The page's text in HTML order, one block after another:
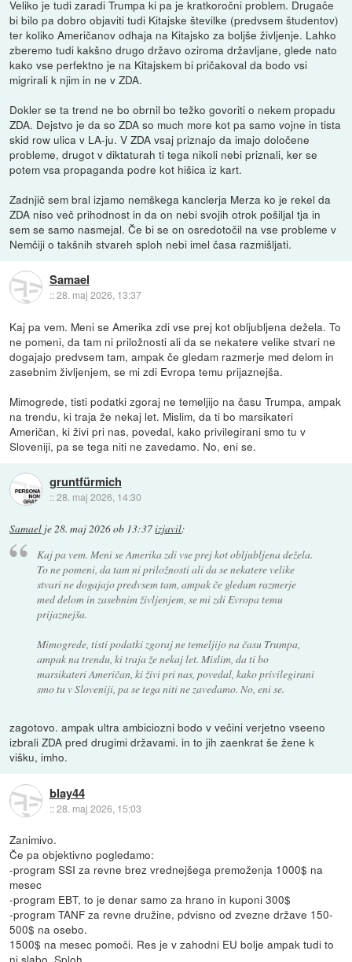
Veliko je tudi zaradi Trumpa ki pa je kratkoročni problem. Drugače
bi bilo pa dobro objaviti tudi Kitajske številke (predvsem študentov)
ter koliko Američanov odhaja na Kitajsko za boljše življenje. Lahko
zberemo tudi kakšno drugo državo oziroma državljane, glede nato
kako vse perfektno je na Kitajskem bi pričakoval da bodo vsi
migrirali k njim in ne v ZDA.
Dokler se ta trend ne bo obrnil bo težko govoriti o nekem propadu
ZDA. Dejstvo je da so ZDA so much more kot pa samo vojne in tista
skid row ulica v LA-ju. V ZDA vsaj priznajo da imajo določene
probleme, drugot v diktaturah ti tega nikoli nebi priznali, ker se
potem vsa propaganda podre kot hišica iz kart.
Zadnjič sem bral izjamo nemškega kanclerja Merza ko je rekel da
ZDA niso več prihodnost in da on nebi svojih otrok pošiljal tja in
sem se samo nasmejal. Če bi se on osredotočil na vse probleme v
Nemčiji o takšnih stvareh sploh nebi imel časa razmišljati.
Samael
::28. maj 2026, 13:37
Kaj pa vem. Meni se Amerika zdi vse prej kot obljubljena dežela. To
ne pomeni, da tam ni priložnosti ali da se nekatere velike stvari ne
dogajajo predvsem tam, ampak če gledam razmerje med delom in
zasebnim življenjem, se mi zdi Evropa temu prijaznejša.
Mimogrede, tisti podatki zgoraj ne temeljijo na času Trumpa, ampak
na trendu, ki traja že nekaj let. Mislim, da ti bo marsikateri
Američan, ki živi pri nas, povedal, kako privilegirani smo tu v
Sloveniji, pa se tega niti ne zavedamo. No, eni se.
gruntfürmich
::28. maj 2026, 14:30
Samael je28. maj 2026 ob 13:37izjavil:
Kaj pa vem. Meni se Amerika zdi vse prej kot obljubljena dežela.
To ne pomeni, da tam ni priložnosti ali da se nekatere velike
stvari ne dogajajo predvsem tam, ampak če gledam razmerje
med delom in zasebnim življenjem, se mi zdi Evropa temu
prijaznejša.
Mimogrede, tisti podatki zgoraj ne temeljijo na času Trumpa,
ampak na trendu, ki traja že nekaj let. Mislim, da ti bo
marsikateri Američan, ki živi pri nas, povedal, kako privilegirani
smo tu v Sloveniji, pa se tega niti ne zavedamo. No, eni se.
zagotovo. ampak ultra ambiciozni bodo v večini verjetno vseeno
izbrali ZDA pred drugimi državami. in to jih zaenkrat še žene k
višku, imho.
blay44
::28. maj 2026, 15:03
Zanimivo.
Če pa objektivno pogledamo:
-program SSI za revne brez vrednejšega premoženja 1000$ na
mesec
-program EBT, to je denar samo za hrano in kuponi 300$
-program TANF za revne družine, pdvisno od zvezne države 150-
500$ na osebo.
1500$ na mesec pomoči. Res je v zahodni EU bolje ampak tudi to